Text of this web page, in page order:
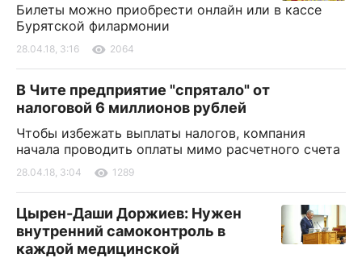
Билеты можно приобрести онлайн или в кассе
Бурятской филармонии
28.04.18, 3:16 2064
В Чите предприятие "спрятало" от
налоговой 6 миллионов рублей
Чтобы избежать выплаты налогов, компания
начала проводить оплаты мимо расчетного счета
28.04.18, 3:04 1289
Цырен-Даши Доржиев: Нужен
внутренний самоконтроль в
каждой медицинской